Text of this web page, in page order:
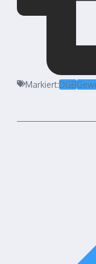
Markiert:DGB